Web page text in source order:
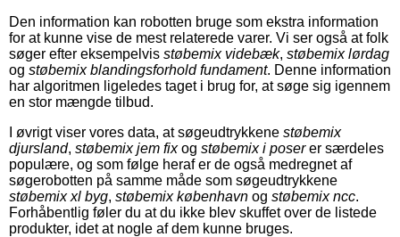
Den information kan robotten bruge som ekstra information
for at kunne vise de mest relaterede varer. Vi ser også at folk
søger efter eksempelvis støbemix videbæk, støbemix lørdag
og støbemix blandingsforhold fundament. Denne information
har algoritmen ligeledes taget i brug for, at søge sig igennem
en stor mængde tilbud.
I øvrigt viser vores data, at søgeudtrykkene støbemix
djursland, støbemix jem fixog støbemix i poserer særdeles
populære, og som følge heraf er de også medregnet af
søgerobotten på samme måde som søgeudtrykkene
støbemix xl byg, støbemix københavn og støbemix ncc.
Forhåbentlig føler du at du ikke blev skuffet over de listede
produkter, idet at nogle af dem kunne bruges.